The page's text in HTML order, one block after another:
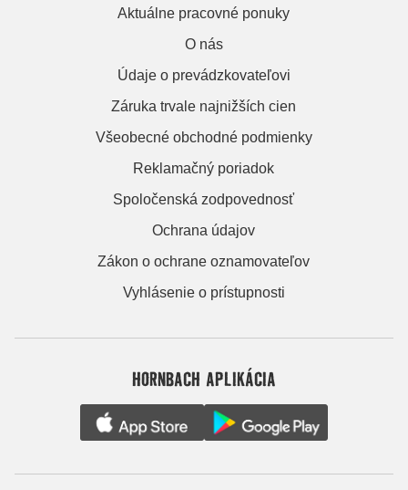
Aktuálne pracovné ponuky
O nás
Údaje o prevádzkovateľovi
Záruka trvale najnižších cien
Všeobecné obchodné podmienky
Reklamačný poriadok
Spoločenská zodpovednosť
Ochrana údajov
Zákon o ochrane oznamovateľov
Vyhlásenie o prístupnosti
HORNBACH APLIKÁCIA